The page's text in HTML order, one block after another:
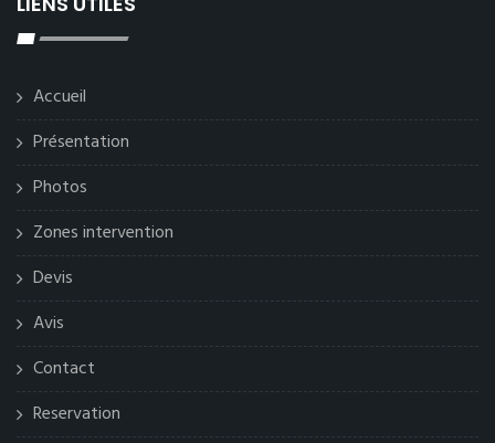
Accueil
Présentation
Photos
Zones intervention
Devis
Avis
Contact
Reservation